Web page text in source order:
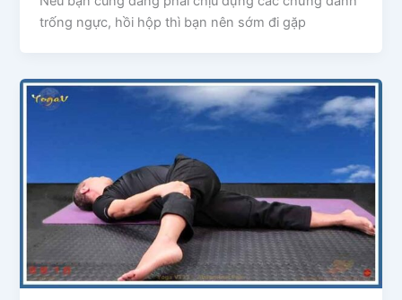
trống ngực, hồi hộp thì bạn nên sớm đi gặp